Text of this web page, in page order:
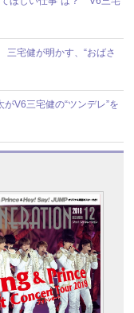
宅健が明かす、“おばさ
V6三宅健の“ツンデレ”を